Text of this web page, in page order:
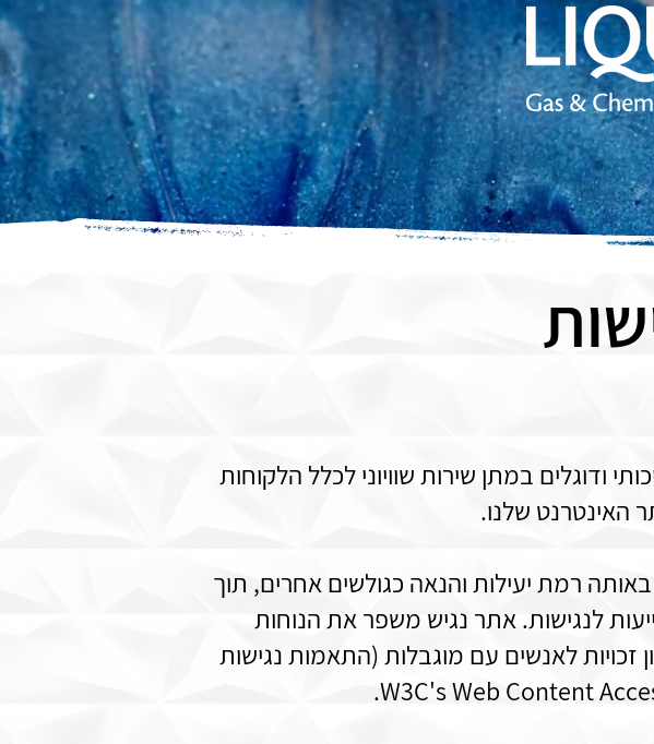
ודוגלים במתן שירות שוויוני לכלל הלקוחות
האינטרנט שלנו.
רמת יעילות והנאה כגולשים אחרים, תוך
לנגישות. אתר נגיש משפר את הנוחות
זכויות לאנשים עם מוגבלות (התאמות נגישות